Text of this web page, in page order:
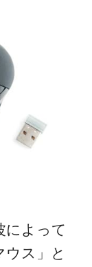
によって
ス」と